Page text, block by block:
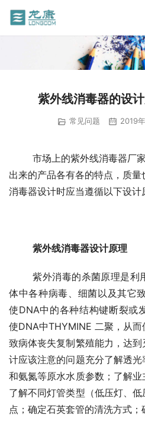
紫外线消毒器的设
常见问题 2019
出来的产品各有各的特点，质
消毒器设计时应当遵循以下设计
紫外线消毒器设计原理
	紫外消毒的杀菌原理是利用紫外线光子的能量破坏水
体中各种病毒、细菌以及其它
使DNA中的各种结构键断裂或
使DNA中THYMINE 二聚，从
致病体丧失复制繁殖能力，达
计应该注意的问题充分了解透
和氨氮等原水水质参数；了解业
了解不同灯管类型（低压灯、
点；确定石英套管的清洗方式；